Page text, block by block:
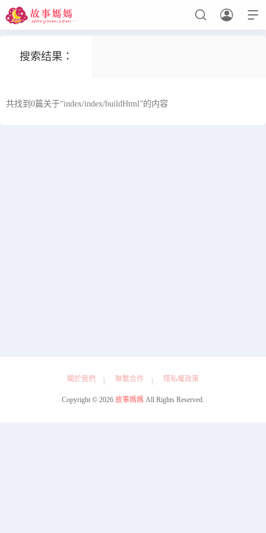



搜索结果：
共找到0篇关于“index/index/buildHtml”的内容
關於我們 聯繫合作 隱私權政策
Copyright © 2026 故事媽媽 All Rights Reserved.